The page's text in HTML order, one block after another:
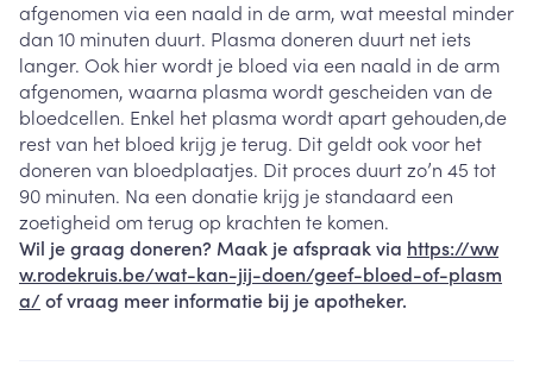
afgenomen via een naald in de arm, wat meestal minder
dan 10 minuten duurt. Plasma doneren duurt net iets
langer. Ook hier wordt je bloed via een naald in de arm
afgenomen, waarna plasma wordt gescheiden van de
bloedcellen. Enkel het plasma wordt apart gehouden,de
rest van het bloed krijg je terug. Dit geldt ook voor het
doneren van bloedplaatjes. Dit proces duurt zo’n 45 tot
90 minuten. Na een donatie krijg je standaard een
zoetigheid om terug op krachten te komen.
Wil je graag doneren? Maak je afspraak via https://ww
w.rodekruis.be/wat-kan-jij-doen/geef-bloed-of-plasm
a/ of vraag meer informatie bij je apotheker.